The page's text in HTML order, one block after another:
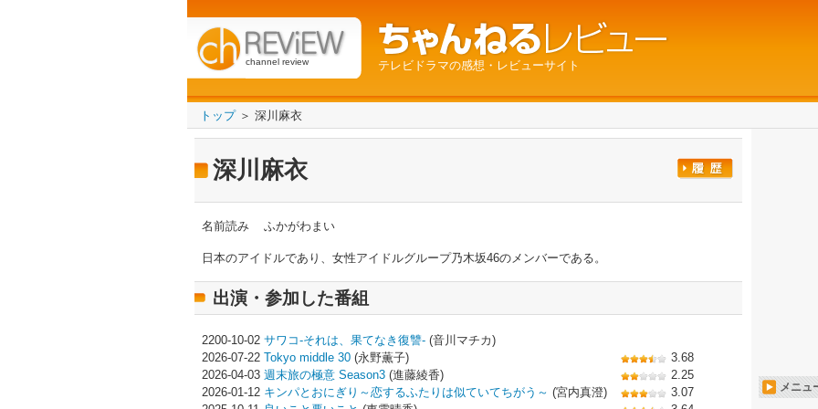
channel review テレビドラマの感想・レビューサイト
トップ＞ 深川麻衣
深川麻衣
名前読み ふかがわまい
日本のアイドルであり、女性アイドルグループ乃木坂46のメンバーである。
出演・参加した番組
2200-10-02 サワコ-それは、果てなき復讐- (音川マチカ)
2026-07-22 Tokyo middle 30 (永野薫子)
3.68
2026-04-03 週末旅の極意 Season3 (進藤綾香)
2.25
2026-01-12 キンパとおにぎり～恋するふたりは似ていてちがう～ (宮内真澄)
3.07
メニュ